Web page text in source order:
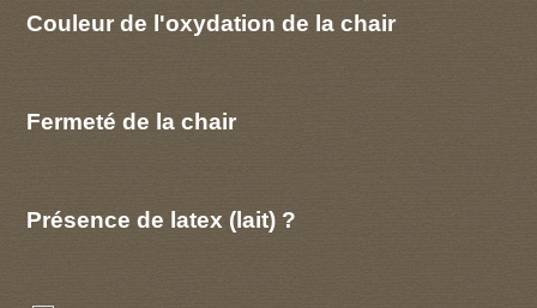
Couleur de l'oxydation de la chair
Fermeté de la chair
Présence de latex (lait) ?